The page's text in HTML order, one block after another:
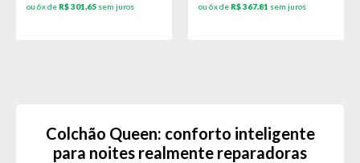
ou 6x de R$ 301,65 sem juros ou 6x de R$ 367,81 sem juros
Colchão Queen: conforto inteligente
para noites realmente reparadoras